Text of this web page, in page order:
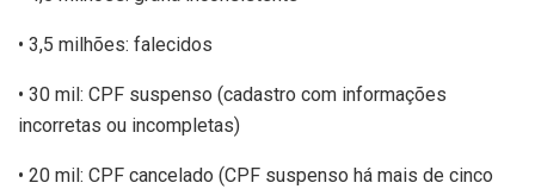
• 3,5 milhões: falecidos
• 30 mil: CPF suspenso (cadastro com informações
incorretas ou incompletas)
• 20 mil: CPF cancelado (CPF suspenso há mais de cinco